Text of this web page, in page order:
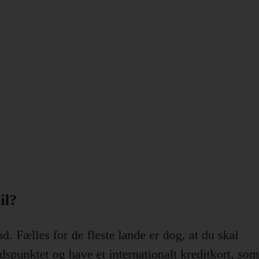
Fælles for de fleste lande er dog, at du skal
og have et internationalt kreditkort, som